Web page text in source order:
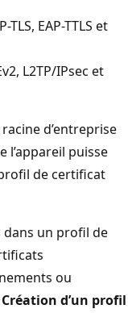
EAP-TTLS et
L2TP/IPsec et
d’entreprise
l’appareil puisse
de certificat
dans un profil de
ou
Création d’un profil